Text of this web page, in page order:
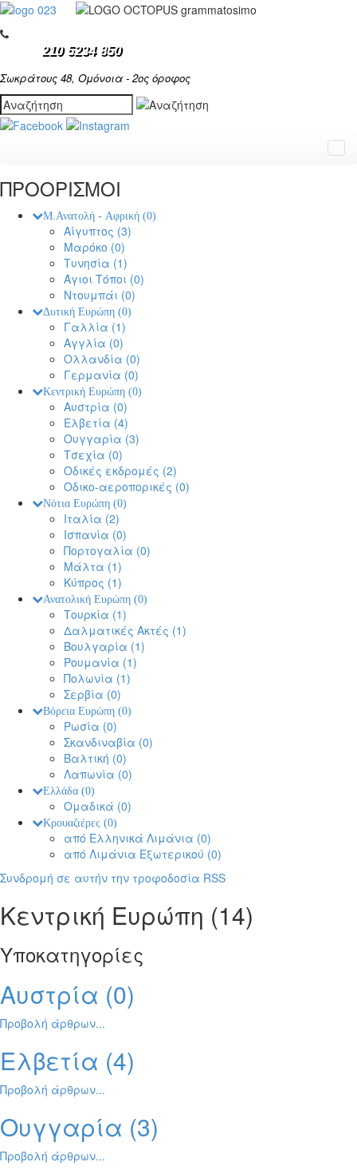
210 5234 850
Σωκράτους 48, Ομόνοια - 2ος όροφος
ΠΡΟΟΡΙΣΜΟΙ
Μ.Ανατολή - Αφρική (0)
Αίγυπτος (3)
Μαρόκο (0)
Τυνησία (1)
Άγιοι Τόποι (0)
Ντουμπάι (0)
Δυτική Ευρώπη (0)
Γαλλία (1)
Αγγλία (0)
Ολλανδία (0)
Γερμανία (0)
Κεντρική Ευρώπη (0)
Αυστρία (0)
Ελβετία (4)
Ουγγαρία (3)
Τσεχία (0)
Οδικές εκδρομές (2)
Οδικο-αεροπορικές (0)
Νότια Ευρώπη (0)
Ιταλία (2)
Ισπανία (0)
Πορτογαλία (0)
Μάλτα (1)
Κύπρος (1)
Ανατολική Ευρώπη (0)
Τουρκία (1)
Δαλματικές Ακτές (1)
Βουλγαρία (1)
Ρουμανία (1)
Πολωνία (1)
Σερβία (0)
Βόρεια Ευρώπη (0)
Ρωσία (0)
Σκανδιναβία (0)
Βαλτική (0)
Λαπωνία (0)
Ελλάδα (0)
Ομαδικά (0)
Κρουαζιέρες (0)
από Ελληνικά Λιμάνια (0)
από Λιμάνια Εξωτερικού (0)
Συνδρομή σε αυτήν την τροφοδοσία RSS
Κεντρική Ευρώπη (14)
Υποκατηγορίες
Αυστρία (0)
Προβολή άρθρων...
Ελβετία (4)
Προβολή άρθρων...
Ουγγαρία (3)
Προβολή άρθρων...